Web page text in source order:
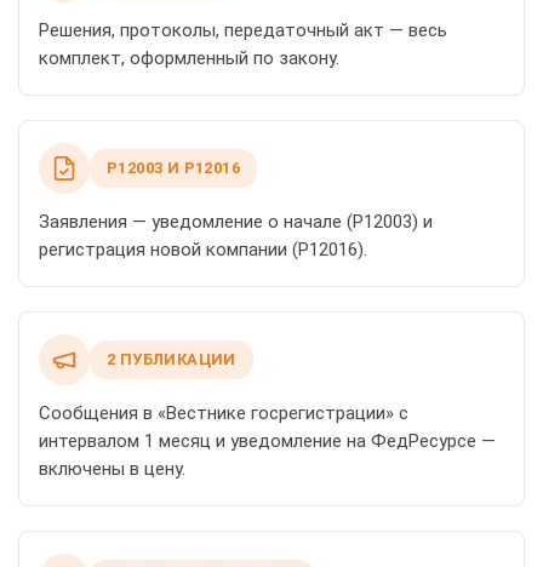
Решения, протоколы, передаточный акт — весь
комплект, оформленный по закону.
Р12003 И Р12016
Заявления — уведомление о начале (Р12003) и
регистрация новой компании (Р12016).
2 ПУБЛИКАЦИИ
Сообщения в «Вестнике госрегистрации» с
интервалом 1 месяц и уведомление на ФедРесурсе —
включены в цену.